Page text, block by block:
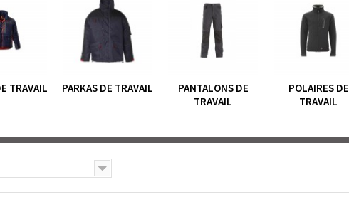
TRAVAIL PARKAS DE TRAVAIL
PANTALONS DE
TRAVAIL
POLAIRES DE
TRAVAIL